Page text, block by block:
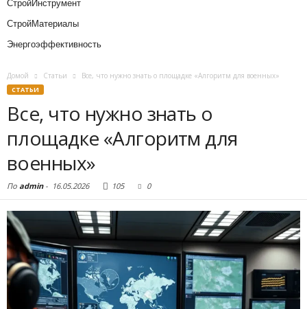
СтройИнструмент
СтройМатериалы
Энергоэффективность
Домой Статьи Все, что нужно знать о площадке «Алгоритм для военных»
СТАТЬИ
Все, что нужно знать о
площадке «Алгоритм для
военных»
По admin- 16.05.2026 105 0